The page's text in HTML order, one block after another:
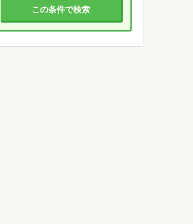
この条件で検索